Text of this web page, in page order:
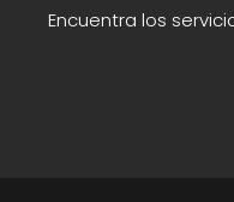
Encuentra los